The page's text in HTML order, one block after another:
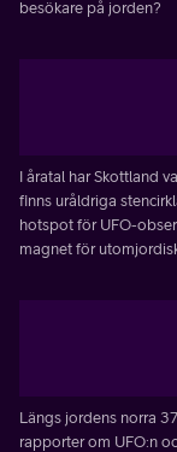
besökare på jorden?
I åratal har Skottland
finns uråldriga
hotspot för UFO-
magnet för
Längs jordens norra
rapporter om UFO:n